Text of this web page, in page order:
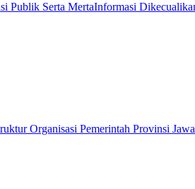
Publik Serta MertaInformasi
Organisasi Pemerintah Provinsi